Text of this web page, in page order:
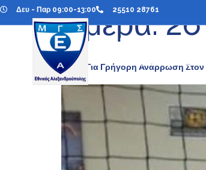
Δευ - Παρ 09:00-13:00 25510 28761
Ημέρα:
Ευχές Για Γρήγορη Ανάρρωση